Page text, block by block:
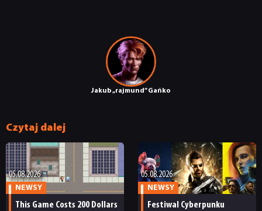
Jakub „rajmund” Gańko
Czytaj dalej
05.08.2026
NEWSY
This Game Costs 200 Dollars
05.08.2026
NEWSY
Festiwal Cyberpunku